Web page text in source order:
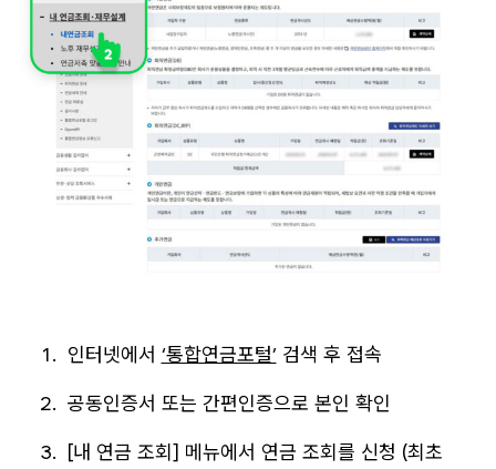
인터넷에서 ‘통합연금포털’검색 후 접속
공동인증서 또는 간편인증으로 본인 확인
[내 연금 조회] 메뉴에서 연금 조회를 신청 (최초